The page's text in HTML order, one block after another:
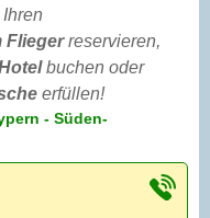
Fliegerreservieren,
buchen oder
erfüllen!
- Süden-